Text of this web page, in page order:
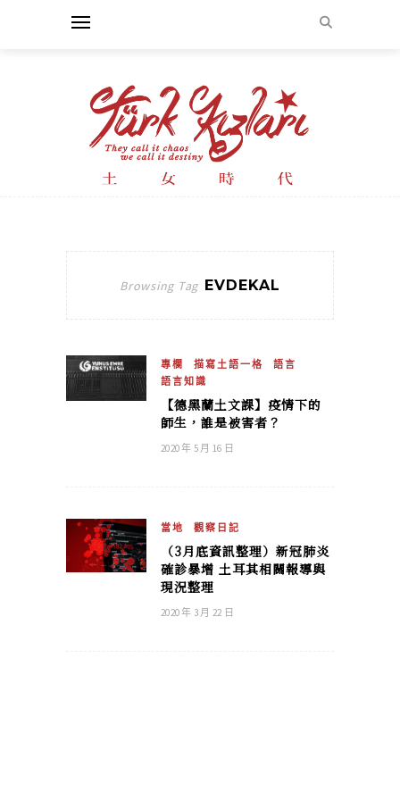
Browsing Tag EVDEKAL
專欄 描寫土語一格
語言
語言知識
【德黑蘭土文課】疫情下的
師生，誰是被害者？
2020 年 5 月 16 日
當地 觀察日記
（3月底資訊整理）新冠肺炎
確診暴增 土耳其相關報導與
現況整理
2020 年 3 月 22 日